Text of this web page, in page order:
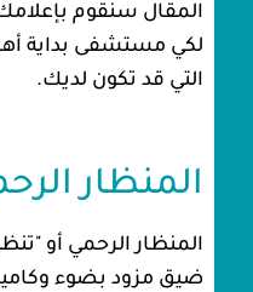
المقال سنقوم
لكي مستشفى بداية
التي قد تكون لديك.
المنظار
المنظار الرحمي أو
ضيق مزود بضوء